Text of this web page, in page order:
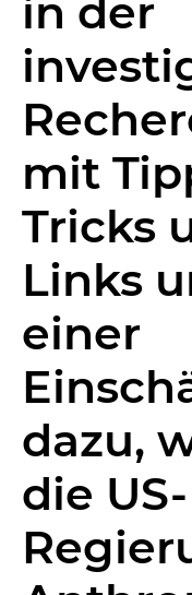
in der
mit
Tricks
Links
einer
dazu,
die US-